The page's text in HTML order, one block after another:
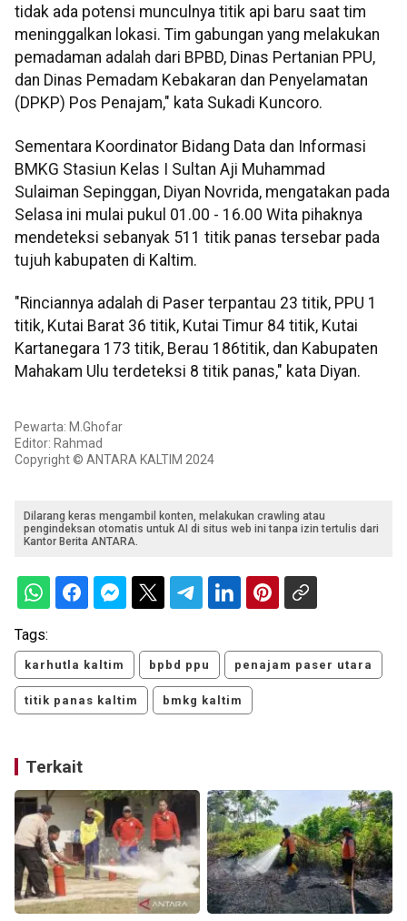
tidak ada potensi munculnya titik api baru saat tim
meninggalkan lokasi. Tim gabungan yang melakukan
pemadaman adalah dari BPBD, Dinas Pertanian PPU,
dan Dinas Pemadam Kebakaran dan Penyelamatan
(DPKP) Pos Penajam," kata Sukadi Kuncoro.
Sementara Koordinator Bidang Data dan Informasi
BMKG Stasiun Kelas I Sultan Aji Muhammad
Sulaiman Sepinggan, Diyan Novrida, mengatakan pada
Selasa ini mulai pukul 01.00 - 16.00 Wita pihaknya
mendeteksi sebanyak 511 titik panas tersebar pada
tujuh kabupaten di Kaltim.
"Rinciannya adalah di Paser terpantau 23 titik, PPU 1
titik, Kutai Barat 36 titik, Kutai Timur 84 titik, Kutai
Kartanegara 173 titik, Berau 186titik, dan Kabupaten
Mahakam Ulu terdeteksi 8 titik panas," kata Diyan.
Pewarta: M.Ghofar
Editor: Rahmad
Copyright © ANTARA KALTIM 2024
Dilarang keras mengambil konten, melakukan crawling atau
pengindeksan otomatis untuk AI di situs web ini tanpa izin tertulis dari
Kantor Berita ANTARA.
Tags:
karhutla kaltim bpbd ppu penajam paser utara
titik panas kaltim bmkg kaltim
Terkait